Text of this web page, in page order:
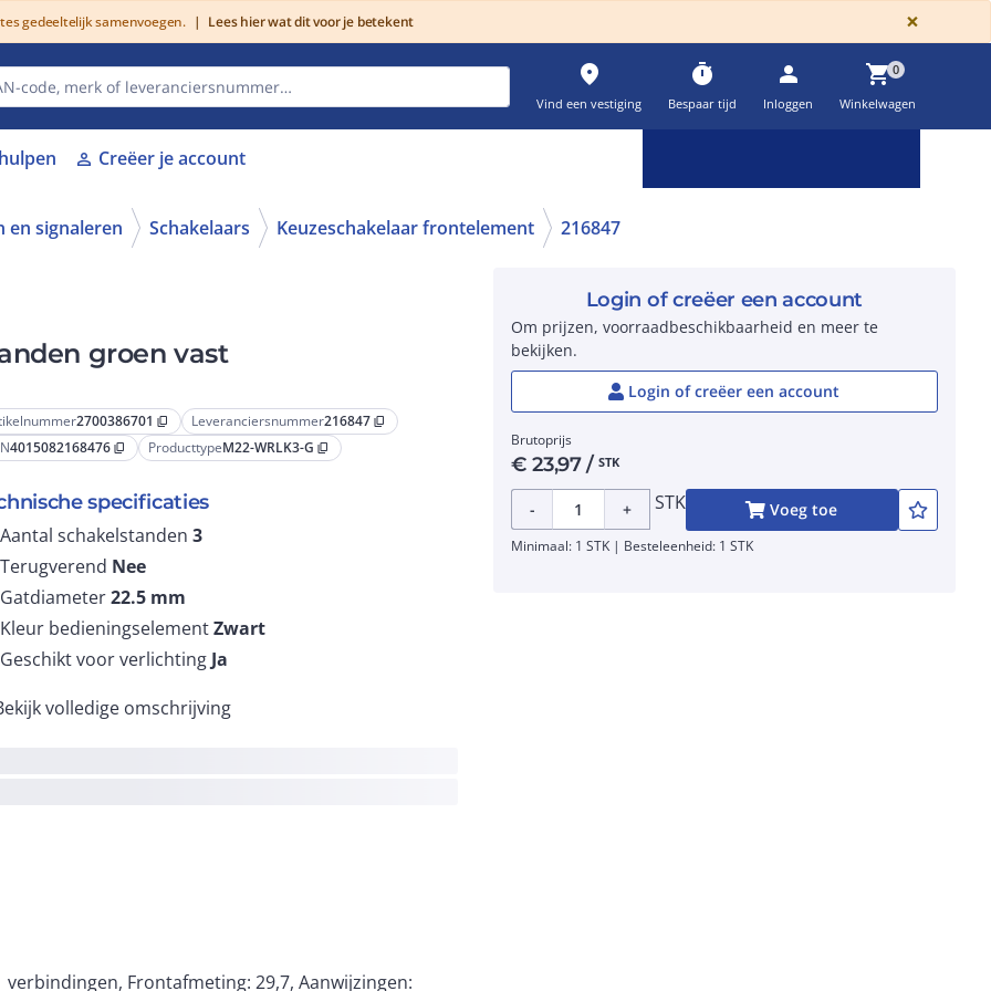
gedeeltelijk samenvoegen. | Lees hier wat dit voor je betekent ×
place
Vind een vestiging
timer
Bespaar tijd
person
Inloggen
shopping_cart0
Winkelwagen
person Creëer je account
en signaleren Schakelaars Keuzeschakelaar frontelement 216847
groen vast
2700386701 content_copy Leveranciersnummer216847 content_copy
4015082168476 content_copy ProducttypeM22-WRLK3-G content_copy
specificaties
Aantal schakelstanden 3
Terugverend Nee
Gatdiameter22.5 mm
Kleur bedieningselementZwart
Geschikt voor verlichting Ja
volledige omschrijving
Login of creëer een account
Om prijzen, voorraadbeschikbaarheid en meer te
bekijken.
Login of creëer een account
Brutoprijs
€23,97/ STK
- + STK Voeg toe
Minimaal: 1 STK | Besteleenheid: 1 STK